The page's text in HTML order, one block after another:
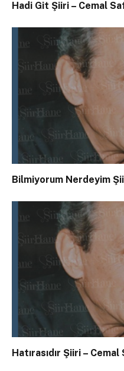
Hadi Git Şiiri – Cemal
Bilmiyorum Nerdeyim
Hatırasıdır Şiiri – Cemal